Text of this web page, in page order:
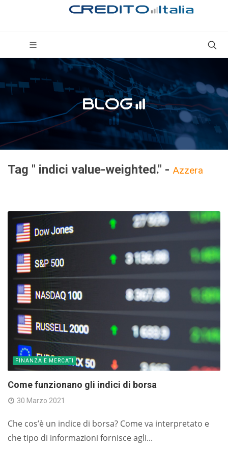
Tag " indici value-weighted." - Azzera
FINANZA E MERCATI
Come funzionano gli indici di borsa
30 Marzo 2021
Che cos’è un indice di borsa? Come va interpretato e
che tipo di informazioni fornisce agli...